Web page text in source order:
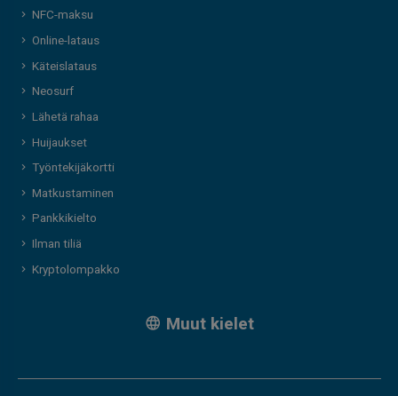
NFC-maksu
Online-lataus
Käteislataus
Neosurf
Lähetä rahaa
Huijaukset
Työntekijäkortti
Matkustaminen
Pankkikielto
Ilman tiliä
Kryptolompakko
Muut kielet